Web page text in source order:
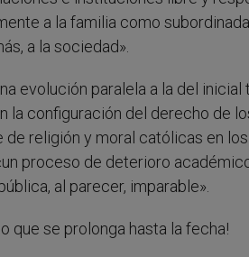
a la familia como
a la sociedad».
evolución paralela a la del
la configuración del derecho de
de religión y moral católicas en
proceso de deterioro
al parecer, imparable».
que se prolonga hasta la fecha!